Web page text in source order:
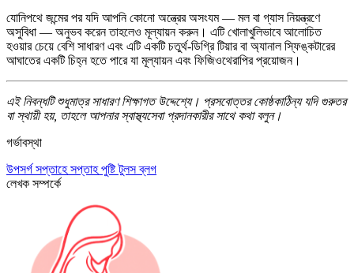
যোনিপথে জন্মের পর যদি আপনি কোনো অন্ত্রের অসংযম — মল বা গ্যাস নিয়ন্ত্রণে
অসুবিধা — অনুভব করেন তাহলেও মূল্যায়ন করুন। এটি খোলাখুলিভাবে আলোচিত
হওয়ার চেয়ে বেশি সাধারণ এবং এটি একটি চতুর্থ-ডিগ্রি টিয়ার বা অ্যানাল স্ফিঙ্কটারের
আঘাতের একটি চিহ্ন হতে পারে যা মূল্যায়ন এবং ফিজিওথেরাপির প্রয়োজন।
এই নিবন্ধটি শুধুমাত্র সাধারণ শিক্ষাগত উদ্দেশ্যে। প্রসবোত্তর কোষ্ঠকাঠিন্য যদি গুরুতর
বা স্থায়ী হয়, তাহলে আপনার স্বাস্থ্যসেবা প্রদানকারীর সাথে কথা বলুন।
গর্ভাবস্থা
উপসর্গ সপ্তাহে সপ্তাহপুষ্টিটুলসব্লগ
লেখক সম্পর্কে